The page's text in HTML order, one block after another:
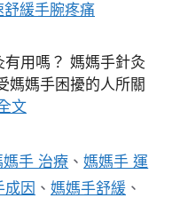
用嗎？ 媽媽手針灸
媽媽手困擾的人所關
文
媽手 治療 、媽媽手 運
成因 、 媽媽手舒緩 、